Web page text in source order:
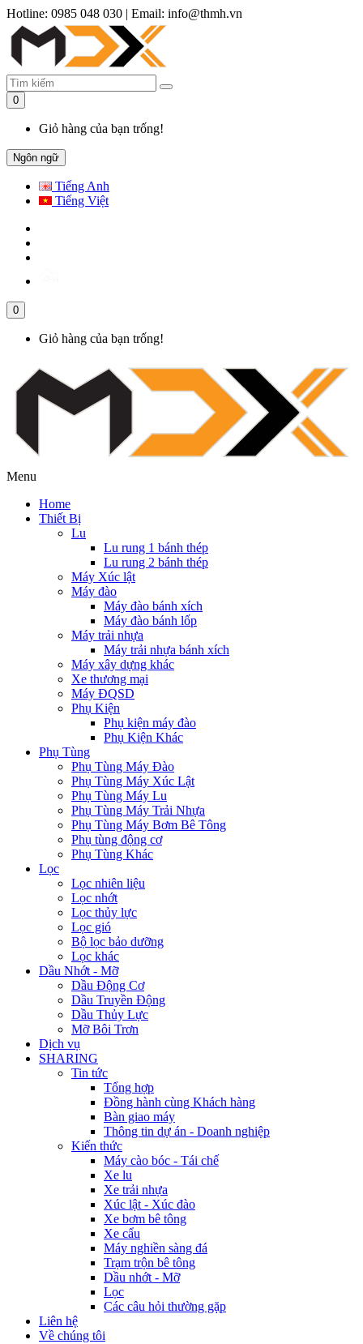
Hotline: 0985 048 030 | Email: info@thmh.vn
0
Giỏ hàng của bạn trống!
Ngôn ngữ
Tiếng Anh
Tiếng Việt
0
Giỏ hàng của bạn trống!
Menu
Home
Thiết Bị
Lu
Lu rung 1 bánh thép
Lu rung 2 bánh thép
Máy Xúc lật
Máy đào
Máy đào bánh xích
Máy đào bánh lốp
Máy trải nhựa
Máy trải nhựa bánh xích
Máy xây dựng khác
Xe thương mại
Máy ĐQSD
Phụ Kiện
Phụ kiện máy đào
Phụ Kiện Khác
Phụ Tùng
Phụ Tùng Máy Đào
Phụ Tùng Máy Xúc Lật
Phụ Tùng Máy Lu
Phụ Tùng Máy Trải Nhựa
Phụ Tùng Máy Bơm Bê Tông
Phụ tùng động cơ
Phụ Tùng Khác
Lọc
Lọc nhiên liệu
Lọc nhớt
Lọc thủy lực
Lọc gió
Bộ lọc bảo dưỡng
Lọc khác
Dầu Nhớt - Mỡ
Dầu Động Cơ
Dầu Truyền Động
Dầu Thủy Lực
Mỡ Bôi Trơn
Dịch vụ
SHARING
Tin tức
Tổng hợp
Đồng hành cùng Khách hàng
Bàn giao máy
Thông tin dự án - Doanh nghiệp
Kiến thức
Máy cào bóc - Tái chế
Xe lu
Xe trải nhựa
Xúc lật - Xúc đào
Xe bơm bê tông
Xe cẩu
Máy nghiền sàng đá
Trạm trộn bê tông
Dầu nhớt - Mỡ
Lọc
Các câu hỏi thường gặp
Liên hệ
Về chúng tôi